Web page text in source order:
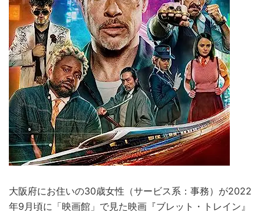
大阪府にお住いの30歳女性（サービス系：事務）が2022
年9月頃に「映画館」で見た映画『ブレット・トレイン』